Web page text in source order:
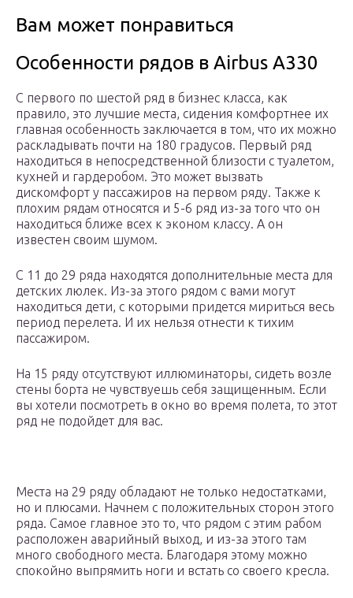
Вам может понравиться
Особенности рядов в Airbus A330
С первого по шестой ряд в бизнес класса, как
правило, это лучшие места, сидения комфортнее их
главная особенность заключается в том, что их можно
раскладывать почти на 180 градусов. Первый ряд
находиться в непосредственной близости с туалетом,
кухней и гардеробом. Это может вызвать
дискомфорт у пассажиров на первом ряду. Также к
плохим рядам относятся и 5-6 ряд из-за того что он
находиться ближе всех к эконом классу. А он
известен своим шумом.
С 11 до 29 ряда находятся дополнительные места для
детских люлек. Из-за этого рядом с вами могут
находиться дети, с которыми придется мириться весь
период перелета. И их нельзя отнести к тихим
пассажиром.
На 15 ряду отсутствуют иллюминаторы, сидеть возле
стены борта не чувствуешь себя защищенным. Если
вы хотели посмотреть в окно во время полета, то этот
ряд не подойдет для вас.
Места на 29 ряду обладают не только недостатками,
но и плюсами. Начнем с положительных сторон этого
ряда. Самое главное это то, что рядом с этим рабом
расположен аварийный выход, и из-за этого там
много свободного места. Благодаря этому можно
спокойно выпрямить ноги и встать со своего кресла.